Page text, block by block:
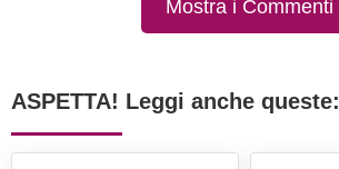
Mostra i Commenti
ASPETTA! Leggi anche queste: